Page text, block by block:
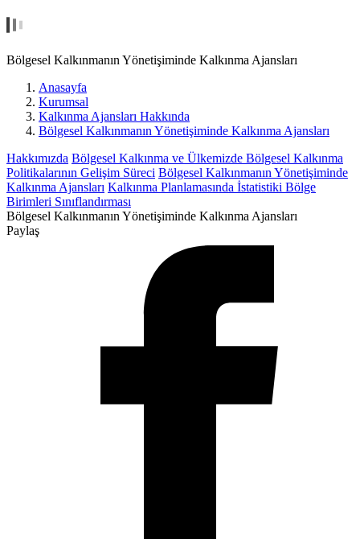
Bölgesel Kalkınmanın Yönetişiminde Kalkınma Ajansları
Anasayfa
Kurumsal
Kalkınma Ajansları Hakkında
Bölgesel Kalkınmanın Yönetişiminde Kalkınma Ajansları
Hakkımızda Bölgesel Kalkınma ve Ülkemizde Bölgesel Kalkınma
Politikalarının Gelişim Süreci Bölgesel Kalkınmanın Yönetişiminde
Kalkınma Ajansları Kalkınma Planlamasında İstatistiki Bölge
Birimleri Sınıflandırması
Bölgesel Kalkınmanın Yönetişiminde Kalkınma Ajansları
Paylaş